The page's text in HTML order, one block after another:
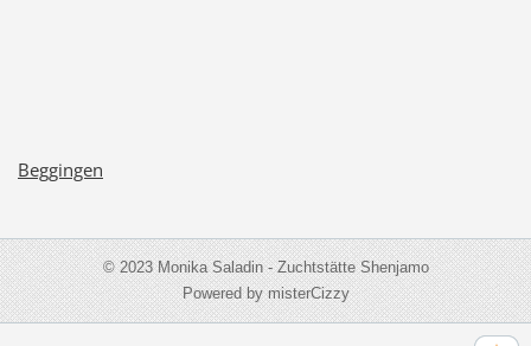
Beggingen
© 2023 Monika Saladin - Zuchtstätte Shenjamo
Powered by misterCizzy